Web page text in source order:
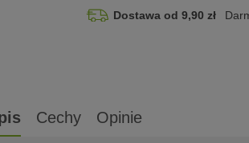
Dostawa od 9,90 zł
Cechy Opinie